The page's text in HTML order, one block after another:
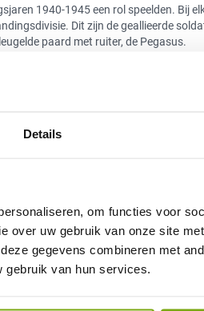
Details
om functies voor
over uw gebruik van onze site
gegevens combineren met
van hun services.
1940-1945 een rol speelden. Bij
Dit zijn de geallieerde
paard met ruiter, de Pegasus.
Deze Bevrijdingsroute is te vinden op
van Apeldoorn op 17 april
het moment dat de geallieerden de
26 persoonlijke en bijzondere verhalen
Hoeden’ aan de Loolaan, vlakbij Paleis
voorzien van levend groen.
bijzondere tocht van. Instaleer deze
uit eerste hand. Meer informatie op: